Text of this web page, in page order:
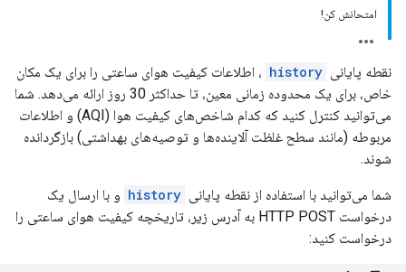
امتحانش کن!
نقطه پایانی history ، اطلاعات کیفیت هوای ساعتی را برای یک مکان
خاص، برای یک محدوده زمانی معین، تا حداکثر 30 روز ارائه می‌دهد. شما
می‌توانید کنترل کنید که کدام شاخص‌های کیفیت هوا (AQI) و اطلاعات
مربوطه (مانند سطح غلظت آلاینده‌ها و توصیه‌های بهداشتی) بازگردانده
شوند.
شما می‌توانید با استفاده از نقطه پایانی history و با ارسال یک
درخواست HTTP POST به آدرس زیر، تاریخچه کیفیت هوای ساعتی را
درخواست کنید: